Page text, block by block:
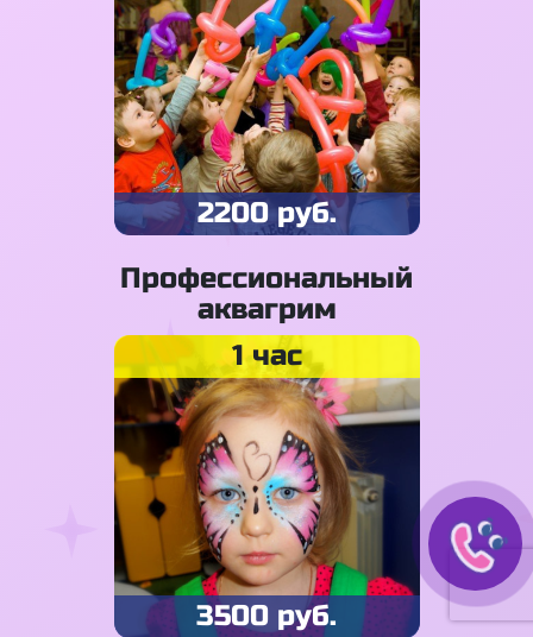
2200 руб.
Профессиональный
аквагрим
1 час
3500 руб.